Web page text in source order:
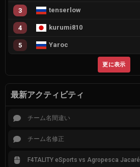
3 tenserlow
4 kurumi810
5 Yaroc
更に表示
最新アクティビティ
チーム名間違い
チーム名修正
F4TALITY eSports vs Agropesca Jacaré